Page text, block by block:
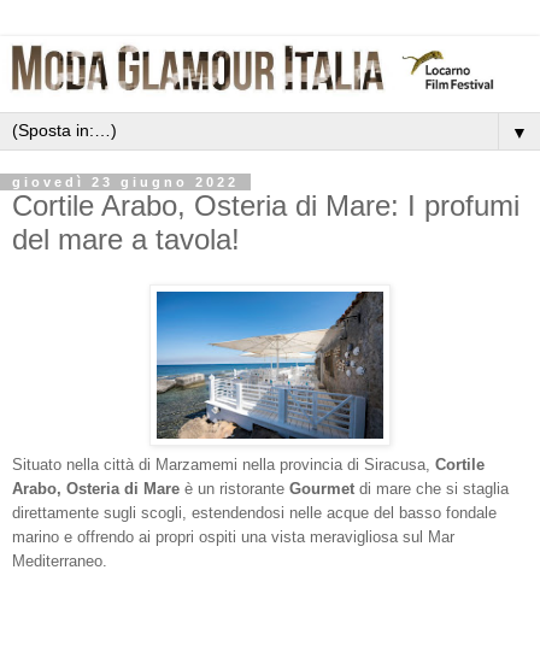
▼
giovedì 23 giugno 2022
Cortile Arabo, Osteria di Mare: I profumi
del mare a tavola!
Situato nella città di Marzamemi nella provincia di Siracusa, Cortile
Arabo, Osteria di Mare è un ristorante Gourmet di mare che si staglia
direttamente sugli scogli, estendendosi nelle acque del basso fondale
marino e offrendo ai propri ospiti una vista meravigliosa sul Mar
Mediterraneo.